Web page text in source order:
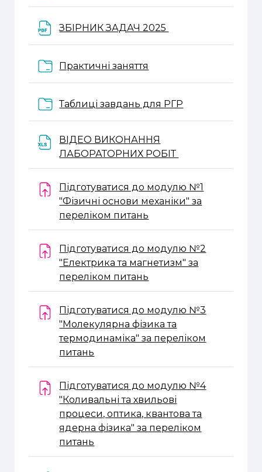
ЗБІРНИК ЗАДАЧ 2025
Практичні заняття
Таблиці завдань для РГР
ВІДЕО ВИКОНАННЯ
ЛАБОРАТОРНИХ РОБІТ
Підготуватися до модулю №1
"Фізичні основи механіки" за
переліком питань
Підготуватися до модулю №2
"Електрика та магнетизм" за
переліком питань
Підготуватися до модулю №3
"Молекулярна фізика та
термодинаміка" за переліком
питань
Підготуватися до модулю №4
"Коливальні та хвильові
процеси, оптика, квантова та
ядерна фізика" за переліком
питань